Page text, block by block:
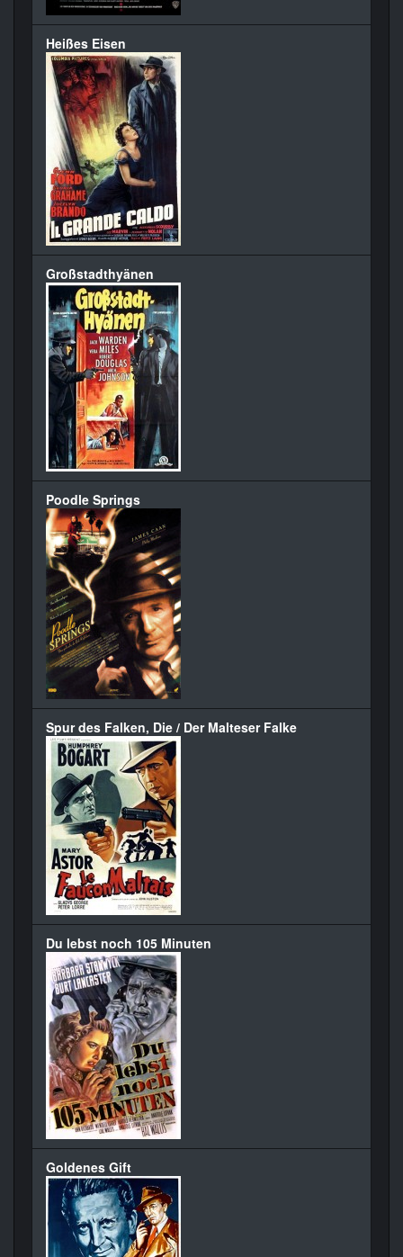
Heißes Eisen
Großstadthyänen
Poodle Springs
Spur des Falken, Die / Der Malteser Falke
Du lebst noch 105 Minuten
Goldenes Gift